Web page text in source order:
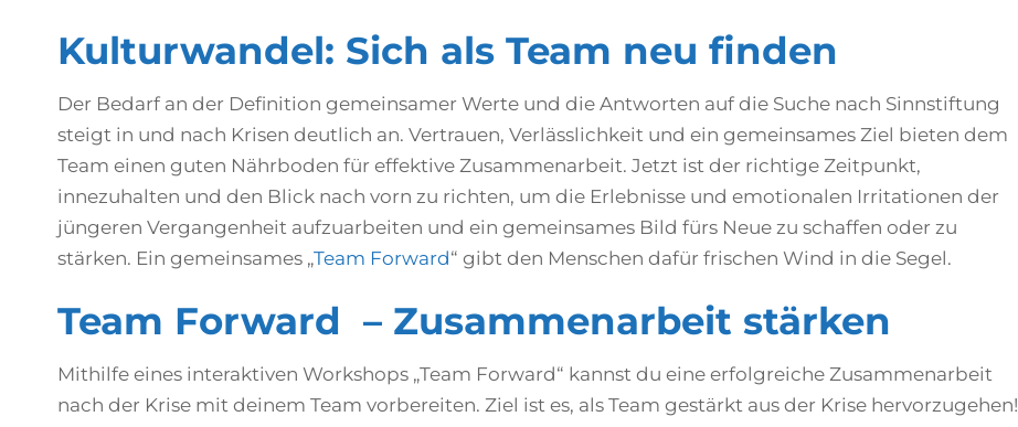
Kulturwandel: Sich als Team neu finden
Der Bedarf an der Definition gemeinsamer Werte und die Antworten auf die Suche nach Sinnstiftung
steigt in und nach Krisen deutlich an. Vertrauen, Verlässlichkeit und ein gemeinsames Ziel bieten dem
Team einen guten Nährboden für effektive Zusammenarbeit. Jetzt ist der richtige Zeitpunkt,
innezuhalten und den Blick nach vorn zu richten, um die Erlebnisse und emotionalen Irritationen der
jüngeren Vergangenheit aufzuarbeiten und ein gemeinsames Bild fürs Neue zu schaffen oder zu
stärken. Ein gemeinsames „Team Forward“ gibt den Menschen dafür frischen Wind in die Segel.
Team Forward – Zusammenarbeit stärken
Mithilfe eines interaktiven Workshops „Team Forward“ kannst du eine erfolgreiche Zusammenarbeit
nach der Krise mit deinem Team vorbereiten. Ziel ist es, als Team gestärkt aus der Krise hervorzugehen!